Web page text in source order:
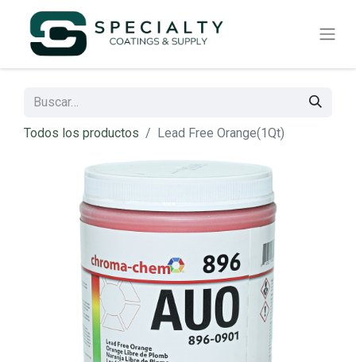
Todos los productos Lead Free Orange(1Qt)